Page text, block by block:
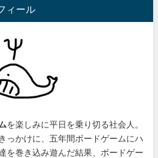
ィール
を楽しみに平日を乗り切る社会人。
っかけに、 五年間ボードゲームにハ
を巻き込み遊んだ結果、ボードゲー